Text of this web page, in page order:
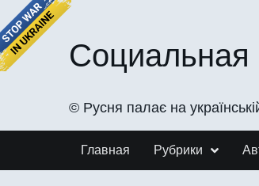
Социальная
©️ Русня палає на
Главная Рубрики